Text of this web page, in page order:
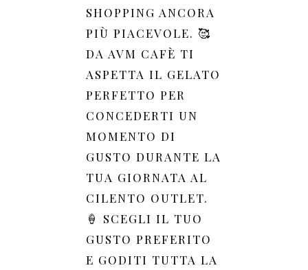
SHOPPING ANCORA
PIÙ PIACEVOLE. 🥰
DA AVM CAFÈ TI
ASPETTA IL GELATO
PERFETTO PER
CONCEDERTI UN
MOMENTO DI
GUSTO DURANTE LA
TUA GIORNATA AL
CILENTO OUTLET.
🍦 SCEGLI IL TUO
GUSTO PREFERITO
E GODITI TUTTA LA